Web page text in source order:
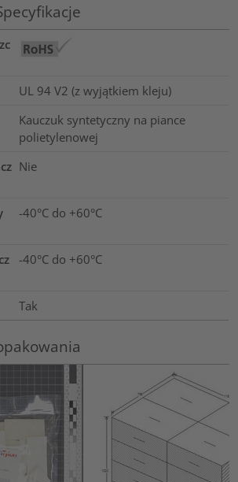
UL 94 V2 (z wyjątkiem kleju)
Kauczuk syntetyczny na piance
polietylenowej
Nie
-40°C do +60°C
-40°C do +60°C
Tak